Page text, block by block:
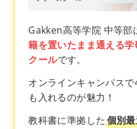
Gakken高等学院 中等部
籍を置いたまま通える
クールです。
オンラインキャンパス
も入れるのが魅力！
教科書に準拠した 個別